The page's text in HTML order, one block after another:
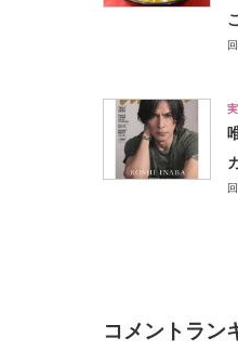
コメントラン